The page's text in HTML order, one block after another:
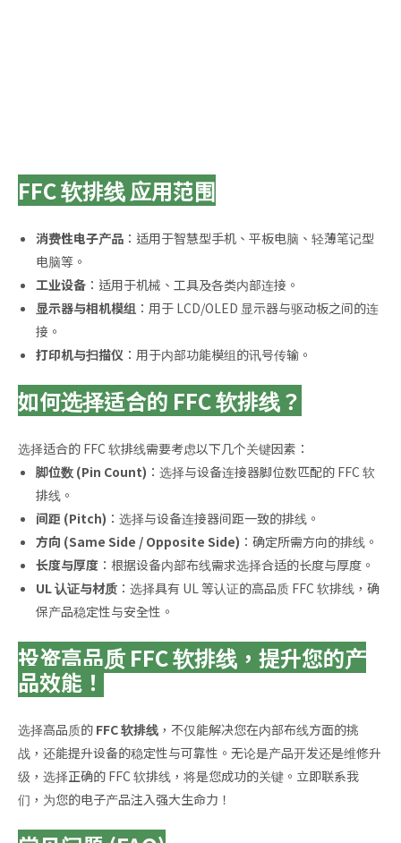
FFC 软排线 应用范围
消费性电子产品 ：适用于智慧型手机、平板电脑、轻薄笔记型
电脑等。
工业设备 ：适用于机械、工具及各类内部连接。
显示器与相机模组 ：用于 LCD/OLED 显示器与驱动板之间的连
接。
打印机与扫描仪 ：用于内部功能模组的讯号传输。
如何选择适合的 FFC 软排线？
选择适合的 FFC 软排线需要考虑以下几个关键因素：
脚位数 (Pin Count) ：选择与设备连接器脚位数匹配的 FFC 软
排线。
间距 (Pitch) ：选择与设备连接器间距一致的排线。
方向 (Same Side / Opposite Side) ：确定所需方向的排线。
长度与厚度 ：根据设备内部布线需求选择合适的长度与厚度。
UL 认证与材质 ：选择具有 UL 等认证的高品质 FFC 软排线，确
保产品稳定性与安全性。
投资高品质 FFC 软排线，提升您的产
品效能！
选择高品质的 FFC 软排线 ，不仅能解决您在内部布线方面的挑
战，还能提升设备的稳定性与可靠性。无论是产品开发还是维修升
级，选择正确的 FFC 软排线，将是您成功的关键。立即联系我
们，为您的电子产品注入强大生命力！